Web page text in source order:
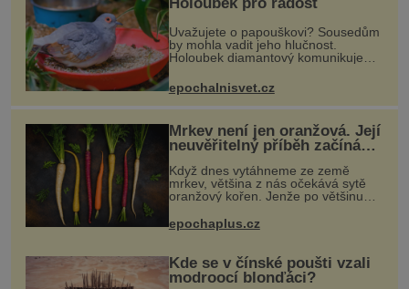
Uvažujete o papouškovi? Sousedům
by mohla vadit jeho hlučnost.
Holoubek diamantový komunikuje
roztomilý a hodí se i pro chovatele
začátečníky. Jedná se o nenároč
epochalnisvet.cz
Mrkev není jen oranžová. Její
neuvěřitelný příběh začíná
Když dnes vytáhneme ze země
mrkev, většina z nás očekává sytě
oranžový kořen. Jenže po většinu
možné, jen ne oranžová. Je fialová,
žlutá, bílá, někdy dokonce téměř
epochaplus.cz
Kde se v čínské poušti vzali
modroocí blonďáci?